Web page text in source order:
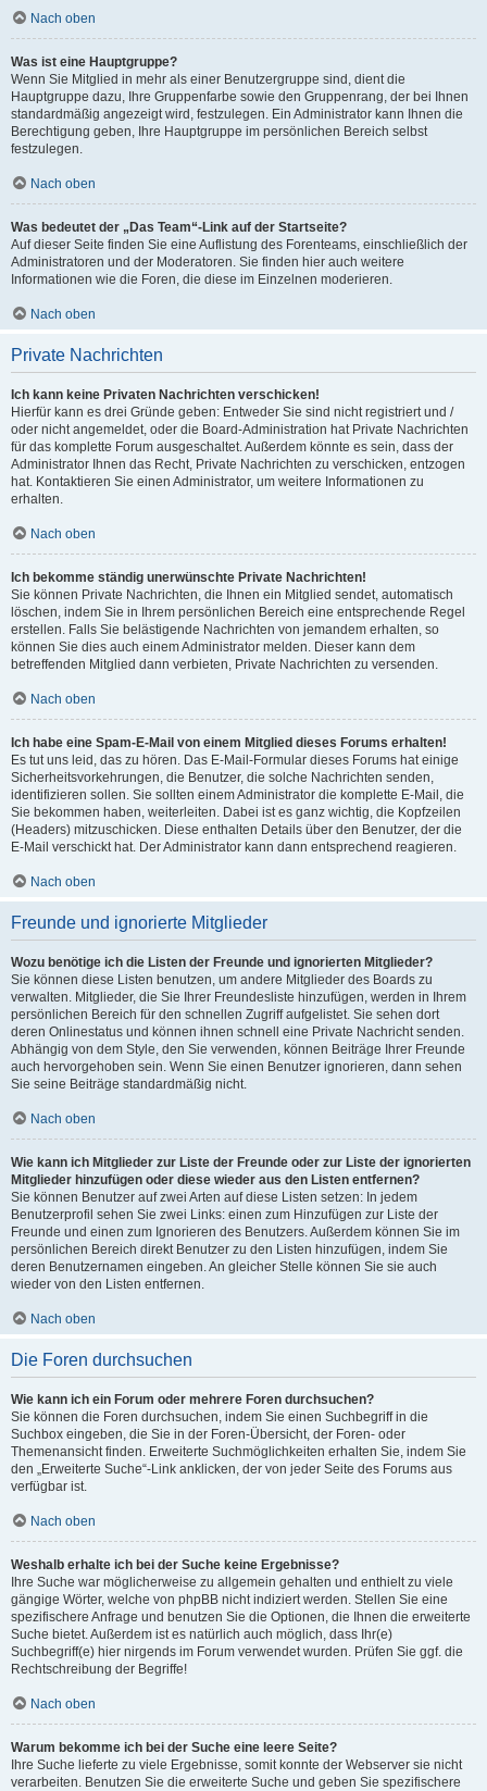
Nach oben
Was ist eine Hauptgruppe?
Wenn Sie Mitglied in mehr als einer Benutzergruppe sind, dient die
Hauptgruppe dazu, Ihre Gruppenfarbe sowie den Gruppenrang, der bei Ihnen
standardmäßig angezeigt wird, festzulegen. Ein Administrator kann Ihnen die
Berechtigung geben, Ihre Hauptgruppe im persönlichen Bereich selbst
festzulegen.
Nach oben
Was bedeutet der „Das Team“-Link auf der Startseite?
Auf dieser Seite finden Sie eine Auflistung des Forenteams, einschließlich der
Administratoren und der Moderatoren. Sie finden hier auch weitere
Informationen wie die Foren, die diese im Einzelnen moderieren.
Nach oben
Private Nachrichten
Ich kann keine Privaten Nachrichten verschicken!
Hierfür kann es drei Gründe geben: Entweder Sie sind nicht registriert und /
oder nicht angemeldet, oder die Board-Administration hat Private Nachrichten
für das komplette Forum ausgeschaltet. Außerdem könnte es sein, dass der
Administrator Ihnen das Recht, Private Nachrichten zu verschicken, entzogen
hat. Kontaktieren Sie einen Administrator, um weitere Informationen zu
erhalten.
Nach oben
Ich bekomme ständig unerwünschte Private Nachrichten!
Sie können Private Nachrichten, die Ihnen ein Mitglied sendet, automatisch
löschen, indem Sie in Ihrem persönlichen Bereich eine entsprechende Regel
erstellen. Falls Sie belästigende Nachrichten von jemandem erhalten, so
können Sie dies auch einem Administrator melden. Dieser kann dem
betreffenden Mitglied dann verbieten, Private Nachrichten zu versenden.
Nach oben
Ich habe eine Spam-E-Mail von einem Mitglied dieses Forums erhalten!
Es tut uns leid, das zu hören. Das E-Mail-Formular dieses Forums hat einige
Sicherheitsvorkehrungen, die Benutzer, die solche Nachrichten senden,
identifizieren sollen. Sie sollten einem Administrator die komplette E-Mail, die
Sie bekommen haben, weiterleiten. Dabei ist es ganz wichtig, die Kopfzeilen
(Headers) mitzuschicken. Diese enthalten Details über den Benutzer, der die
E-Mail verschickt hat. Der Administrator kann dann entsprechend reagieren.
Nach oben
Freunde und ignorierte Mitglieder
Wozu benötige ich die Listen der Freunde und ignorierten Mitglieder?
Sie können diese Listen benutzen, um andere Mitglieder des Boards zu
verwalten. Mitglieder, die Sie Ihrer Freundesliste hinzufügen, werden in Ihrem
persönlichen Bereich für den schnellen Zugriff aufgelistet. Sie sehen dort
deren Onlinestatus und können ihnen schnell eine Private Nachricht senden.
Abhängig von dem Style, den Sie verwenden, können Beiträge Ihrer Freunde
auch hervorgehoben sein. Wenn Sie einen Benutzer ignorieren, dann sehen
Sie seine Beiträge standardmäßig nicht.
Nach oben
Wie kann ich Mitglieder zur Liste der Freunde oder zur Liste der ignorierten
Mitglieder hinzufügen oder diese wieder aus den Listen entfernen?
Sie können Benutzer auf zwei Arten auf diese Listen setzen: In jedem
Benutzerprofil sehen Sie zwei Links: einen zum Hinzufügen zur Liste der
Freunde und einen zum Ignorieren des Benutzers. Außerdem können Sie im
persönlichen Bereich direkt Benutzer zu den Listen hinzufügen, indem Sie
deren Benutzernamen eingeben. An gleicher Stelle können Sie sie auch
wieder von den Listen entfernen.
Nach oben
Die Foren durchsuchen
Wie kann ich ein Forum oder mehrere Foren durchsuchen?
Sie können die Foren durchsuchen, indem Sie einen Suchbegriff in die
Suchbox eingeben, die Sie in der Foren-Übersicht, der Foren- oder
Themenansicht finden. Erweiterte Suchmöglichkeiten erhalten Sie, indem Sie
den „Erweiterte Suche“-Link anklicken, der von jeder Seite des Forums aus
verfügbar ist.
Nach oben
Weshalb erhalte ich bei der Suche keine Ergebnisse?
Ihre Suche war möglicherweise zu allgemein gehalten und enthielt zu viele
gängige Wörter, welche von phpBB nicht indiziert werden. Stellen Sie eine
spezifischere Anfrage und benutzen Sie die Optionen, die Ihnen die erweiterte
Suche bietet. Außerdem ist es natürlich auch möglich, dass Ihr(e)
Suchbegriff(e) hier nirgends im Forum verwendet wurden. Prüfen Sie ggf. die
Rechtschreibung der Begriffe!
Nach oben
Warum bekomme ich bei der Suche eine leere Seite?
Ihre Suche lieferte zu viele Ergebnisse, somit konnte der Webserver sie nicht
verarbeiten. Benutzen Sie die erweiterte Suche und geben Sie spezifischere